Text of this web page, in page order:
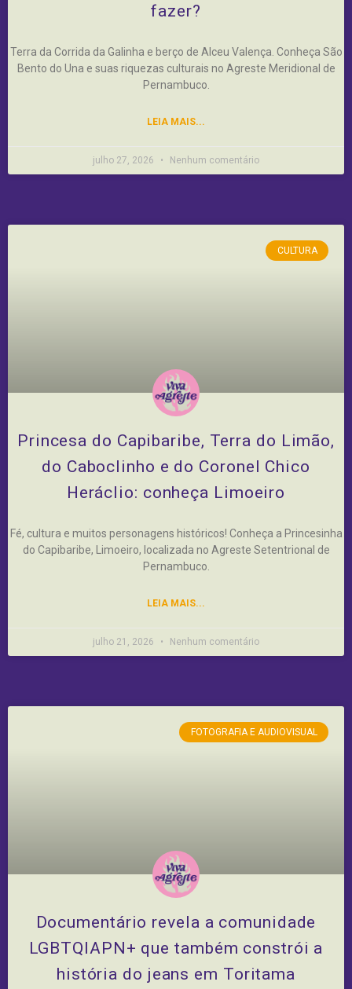
fazer?
Terra da Corrida da Galinha e berço de Alceu Valença. Conheça São
Bento do Una e suas riquezas culturais no Agreste Meridional de
Pernambuco.
LEIA MAIS...
julho 27, 2026 Nenhum comentário
CULTURA
Princesa do Capibaribe, Terra do Limão,
do Caboclinho e do Coronel Chico
Heráclio: conheça Limoeiro
Fé, cultura e muitos personagens históricos! Conheça a Princesinha
do Capibaribe, Limoeiro, localizada no Agreste Setentrional de
Pernambuco.
LEIA MAIS...
julho 21, 2026 Nenhum comentário
FOTOGRAFIA E AUDIOVISUAL
Documentário revela a comunidade
LGBTQIAPN+ que também constrói a
história do jeans em Toritama